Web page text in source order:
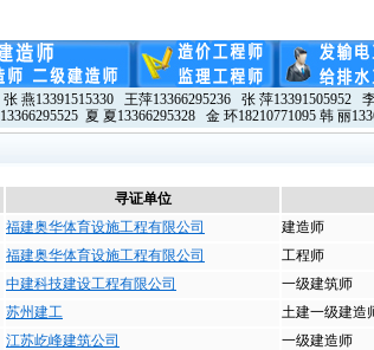
张 燕13391515330 王萍13366295236 张 萍13391505952
13366295525 夏 夏13366295328 金 环18210771095 韩 丽
寻证单位
福建奥华体育设施工程有限公司 建造师
福建奥华体育设施工程有限公司 工程师
中建科技建设工程有限公司 一级建筑师
苏州建工 土建一级建造
江苏屹峰建筑公司 一级建造师